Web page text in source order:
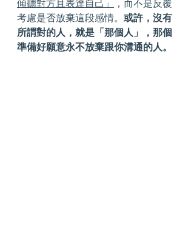
傾聽對方且表達自己」
，而不是反覆
考慮是否放棄這段感情。 或許，沒有
所謂對的人，就是「那個人」，那個
準備好願意永不放棄跟你溝通的人。